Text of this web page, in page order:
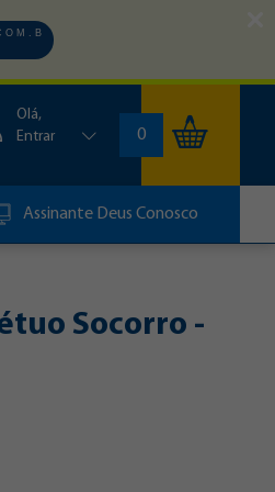
O M . B
Olá,
Entrar
0
Assinante Deus Conosco
Socorro -